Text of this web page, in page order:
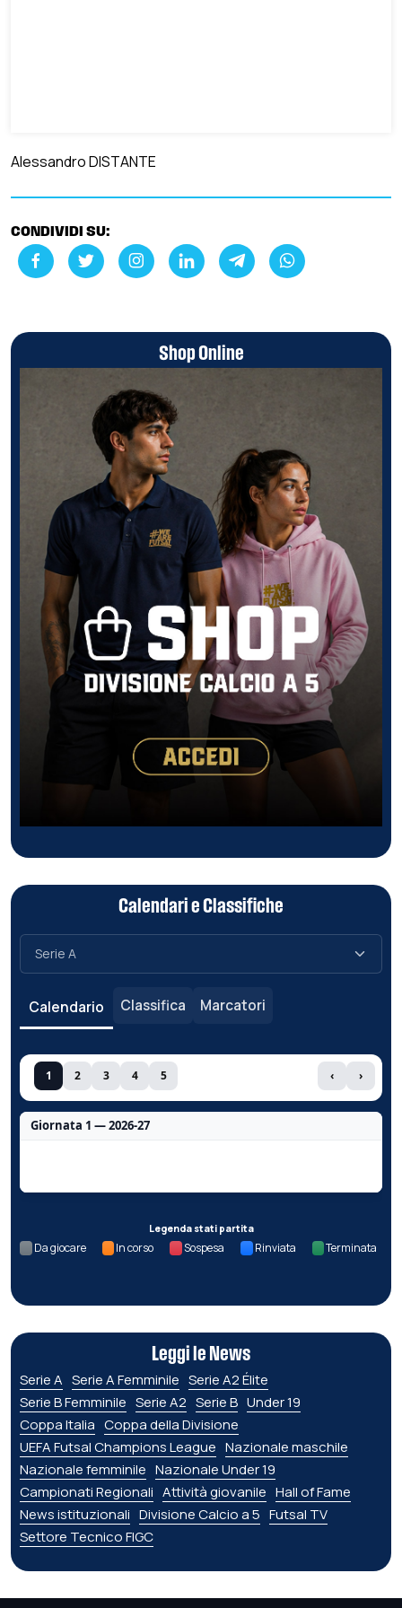
Alessandro DISTANTE
CONDIVIDI SU:
Shop Online
Calendari e Classifiche
Calendario Classifica Marcatori
1 2 3 4 5 ‹ ›
Giornata 1 — 2026-27
Legenda stati partita
Da giocare In corso Sospesa Rinviata Terminata
Leggi le News
Serie A Serie A Femminile Serie A2 Élite
Serie B Femminile Serie A2 Serie B Under 19
Coppa Italia Coppa della Divisione
UEFA Futsal Champions League Nazionale maschile
Nazionale femminile Nazionale Under 19
Campionati Regionali Attività giovanile Hall of Fame
News istituzionali Divisione Calcio a 5 Futsal TV
Settore Tecnico FIGC